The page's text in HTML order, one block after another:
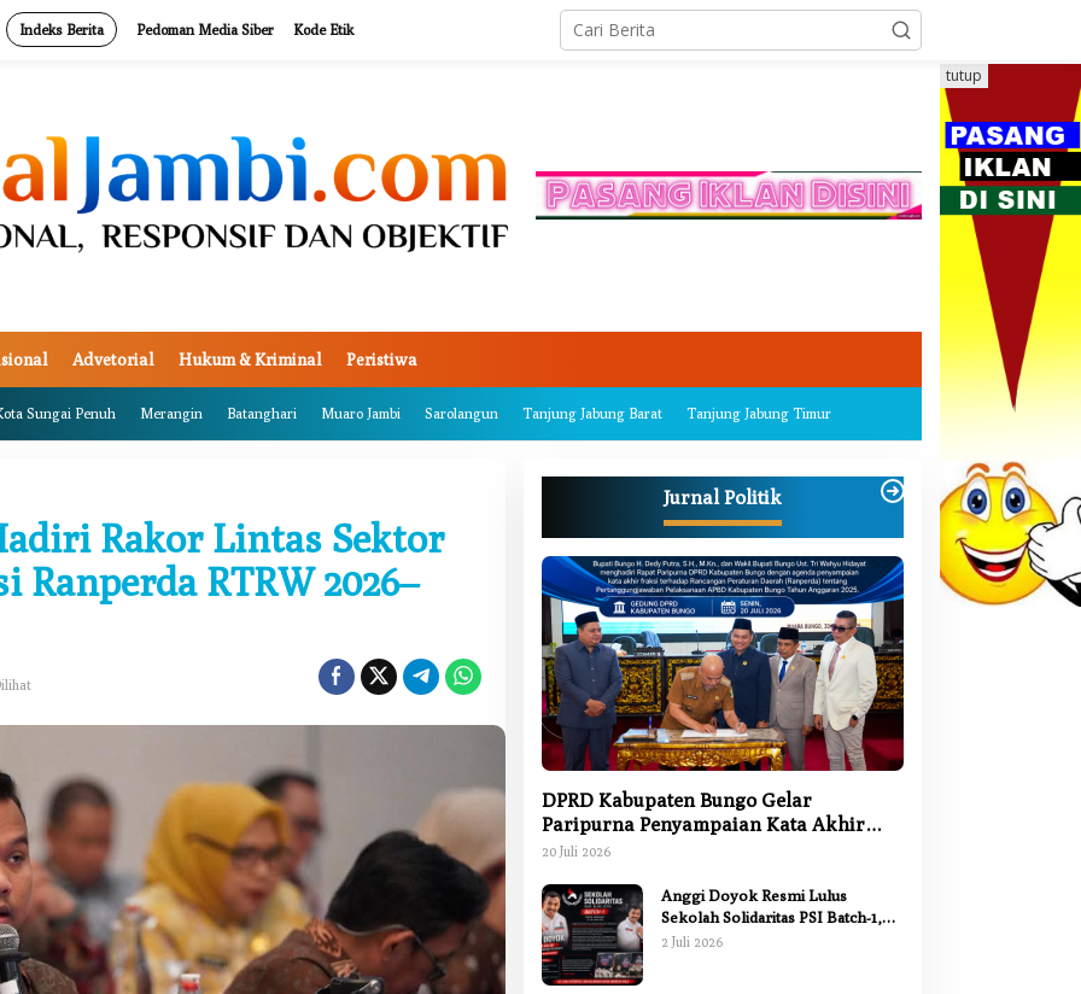
Indeks Berita Pedoman Media Siber Kode Etik
Advetorial Hukum & Kriminal Peristiwa
Sungai Penuh Merangin Batanghari Muaro Jambi Sarolangun Tanjung Jabung Barat Tanjung Jabung Timur
tutup
Rakor Lintas Sektor
Ranperda RTRW 2026–
Jurnal Politik
DPRD Kabupaten Bungo Gelar
Paripurna Penyampaian Kata Akhir
Fraksi terhadap Ranperda
20 Juli 2026
Anggi Doyok Resmi Lulus
Sekolah Solidaritas PSI Batch-1,
Siap Perkuat Kiprah Politik dari
2 Juli 2026